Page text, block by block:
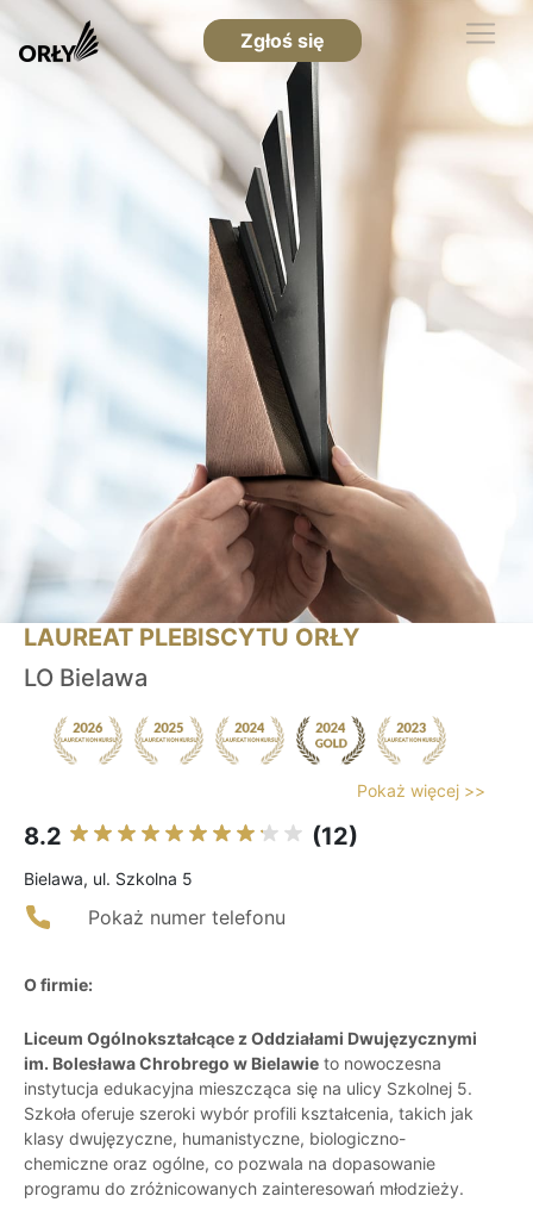
Zgłoś się
LAUREAT PLEBISCYTU ORŁY
LO Bielawa
Pokaż więcej >>
8.2 (12)
Bielawa, ul. Szkolna 5
Pokaż numer telefonu
O firmie:
Liceum Ogólnokształcące z Oddziałami Dwujęzycznymi
im. Bolesława Chrobrego w Bielawie to nowoczesna
instytucja edukacyjna mieszcząca się na ulicy Szkolnej 5.
Szkoła oferuje szeroki wybór profili kształcenia, takich jak
klasy dwujęzyczne, humanistyczne, biologiczno-
chemiczne oraz ogólne, co pozwala na dopasowanie
programu do zróżnicowanych zainteresowań młodzieży.